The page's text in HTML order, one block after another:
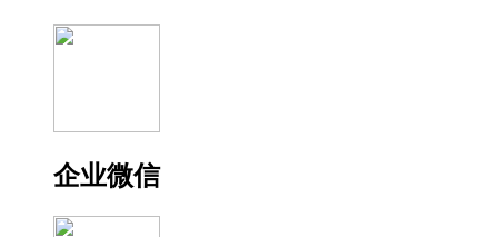
企业微信